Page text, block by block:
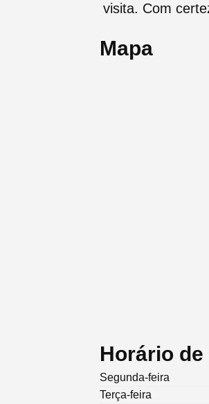
visita. Com
Mapa
Horário
Segunda-feira
Terça-feira